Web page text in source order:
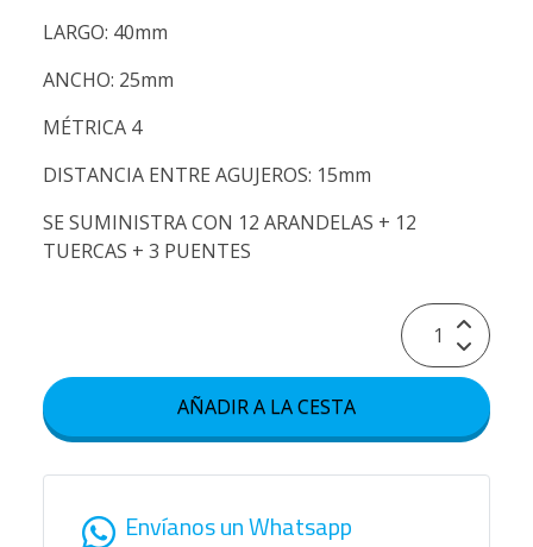
LARGO: 40mm
ANCHO: 25mm
MÉTRICA 4
DISTANCIA ENTRE AGUJEROS: 15mm
SE SUMINISTRA CON 12 ARANDELAS + 12
TUERCAS + 3 PUENTES
AÑADIR A LA CESTA
Envíanos un Whatsapp